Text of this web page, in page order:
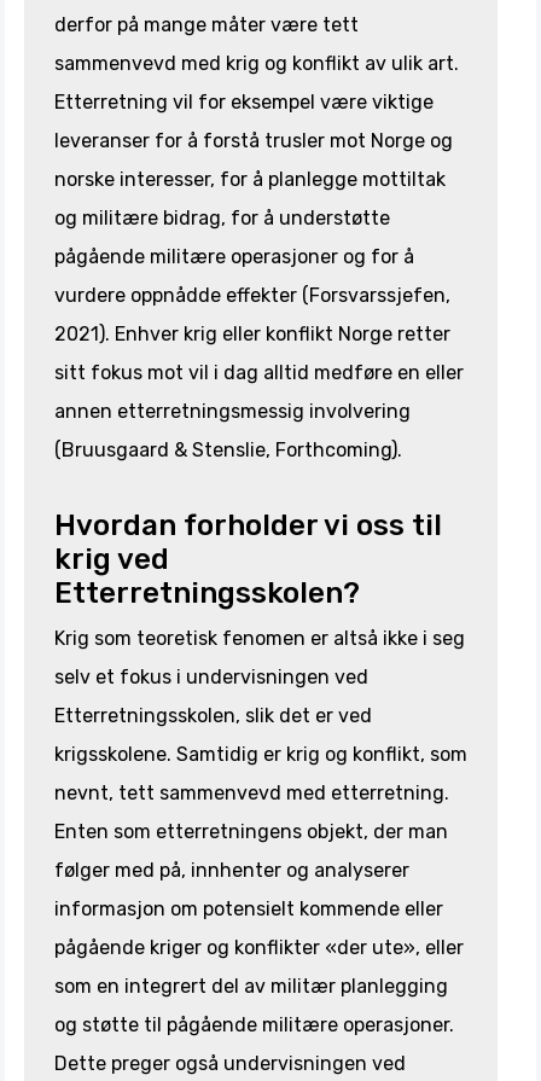
derfor på mange måter være tett
sammenvevd med krig og konflikt av ulik art.
Etterretning vil for eksempel være viktige
leveranser for å forstå trusler mot Norge og
norske interesser, for å planlegge mottiltak
og militære bidrag, for å understøtte
pågående militære operasjoner og for å
vurdere oppnådde effekter (Forsvarssjefen,
2021). Enhver krig eller konflikt Norge retter
sitt fokus mot vil i dag alltid medføre en eller
annen etterretningsmessig involvering
(Bruusgaard & Stenslie, Forthcoming).
Hvordan forholder vi oss til
krig ved
Etterretningsskolen?
Krig som teoretisk fenomen er altså ikke i seg
selv et fokus i undervisningen ved
Etterretningsskolen, slik det er ved
krigsskolene. Samtidig er krig og konflikt, som
nevnt, tett sammenvevd med etterretning.
Enten som etterretningens objekt, der man
følger med på, innhenter og analyserer
informasjon om potensielt kommende eller
pågående kriger og konflikter «der ute», eller
som en integrert del av militær planlegging
og støtte til pågående militære operasjoner.
Dette preger også undervisningen ved